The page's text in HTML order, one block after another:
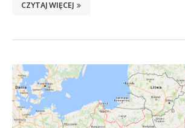
CZYTAJ WIĘCEJ